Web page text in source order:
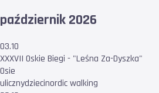
październik 2026
03.10
XXXVII Oskie Biegi - "Leśna Za-Dyszka"
Osie
ulicznydziecinordic walking